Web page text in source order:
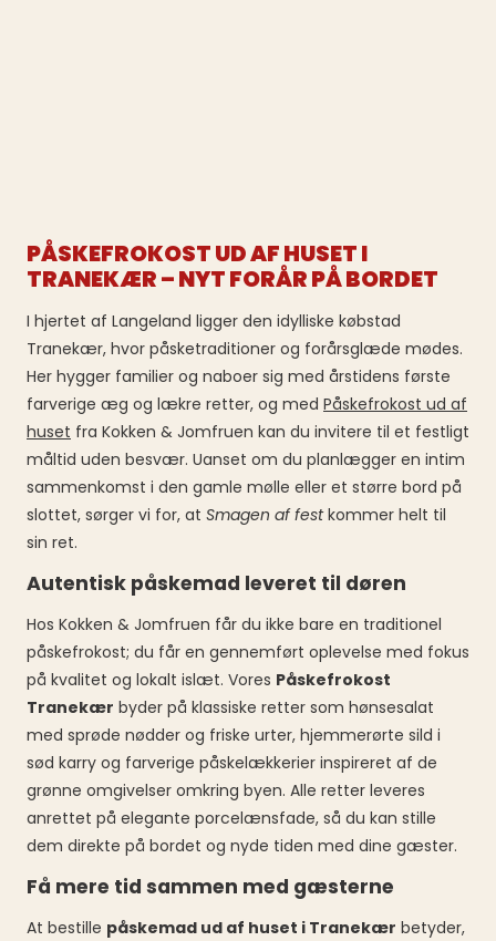
PÅSKEFROKOST UD AF HUSET I
TRANEKÆR – NYT FORÅR PÅ BORDET
I hjertet af Langeland ligger den idylliske købstad
Tranekær, hvor påsketraditioner og forårsglæde mødes.
Her hygger familier og naboer sig med årstidens første
farverige æg og lækre retter, og med Påskefrokost ud af
huset fra Kokken & Jomfruen kan du invitere til et festligt
måltid uden besvær. Uanset om du planlægger en intim
sammenkomst i den gamle mølle eller et større bord på
slottet, sørger vi for, at Smagen af festkommer helt til
sin ret.
Autentisk påskemad leveret til døren
Hos Kokken & Jomfruen får du ikke bare en traditionel
påskefrokost; du får en gennemført oplevelse med fokus
på kvalitet og lokalt islæt. Vores Påskefrokost
Tranekær byder på klassiske retter som hønsesalat
med sprøde nødder og friske urter, hjemmerørte sild i
sød karry og farverige påskelækkerier inspireret af de
grønne omgivelser omkring byen. Alle retter leveres
anrettet på elegante porcelænsfade, så du kan stille
dem direkte på bordet og nyde tiden med dine gæster.
Få mere tid sammen med gæsterne
At bestille påskemad ud af huset i Tranekær betyder,